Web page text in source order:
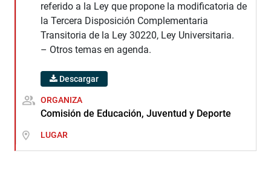
referido a la Ley que propone la modificatoria de
la Tercera Disposición Complementaria
Transitoria de la Ley 30220, Ley Universitaria.
– Otros temas en agenda.
Descargar
ORGANIZA
Comisión de Educación, Juventud y Deporte
LUGAR